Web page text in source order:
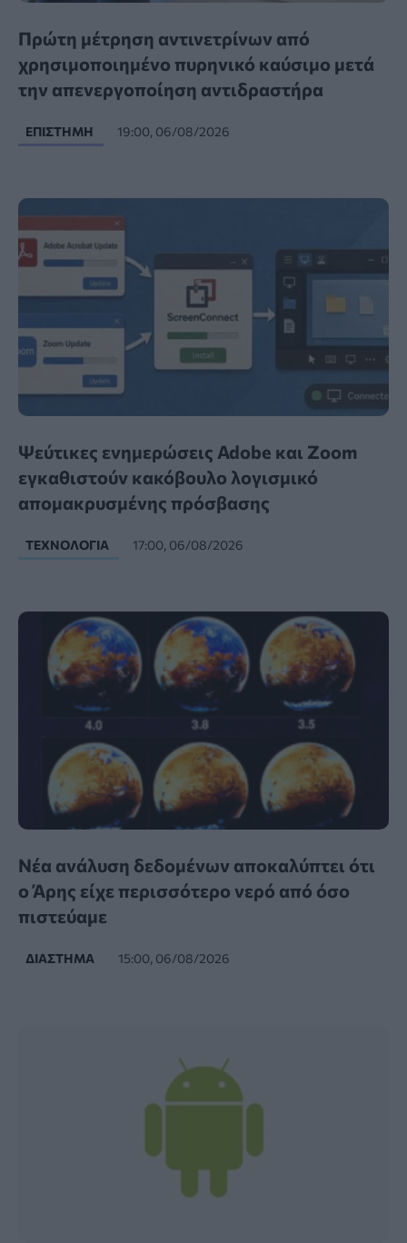
Πρώτη μέτρηση αντινετρίνων από
χρησιμοποιημένο πυρηνικό καύσιμο μετά
την απενεργοποίηση αντιδραστήρα
ΕΠΙΣΤΉΜΗ 19:00, 06/08/2026
Ψεύτικες ενημερώσεις Adobe και Zoom
εγκαθιστούν κακόβουλο λογισμικό
απομακρυσμένης πρόσβασης
ΤΕΧΝΟΛΟΓΊΑ 17:00, 06/08/2026
Νέα ανάλυση δεδομένων αποκαλύπτει ότι
ο Άρης είχε περισσότερο νερό από όσο
πιστεύαμε
ΔΙΆΣΤΗΜΑ 15:00, 06/08/2026